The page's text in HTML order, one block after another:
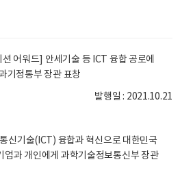
어워드] 안세기술 등 ICT 융합 공로에
기정통부 장관 표창
발행일 : 2021.10.21
신기술(ICT) 융합과 혁신으로 대한민국
업과 개인에게 과학기술정보통신부 장관